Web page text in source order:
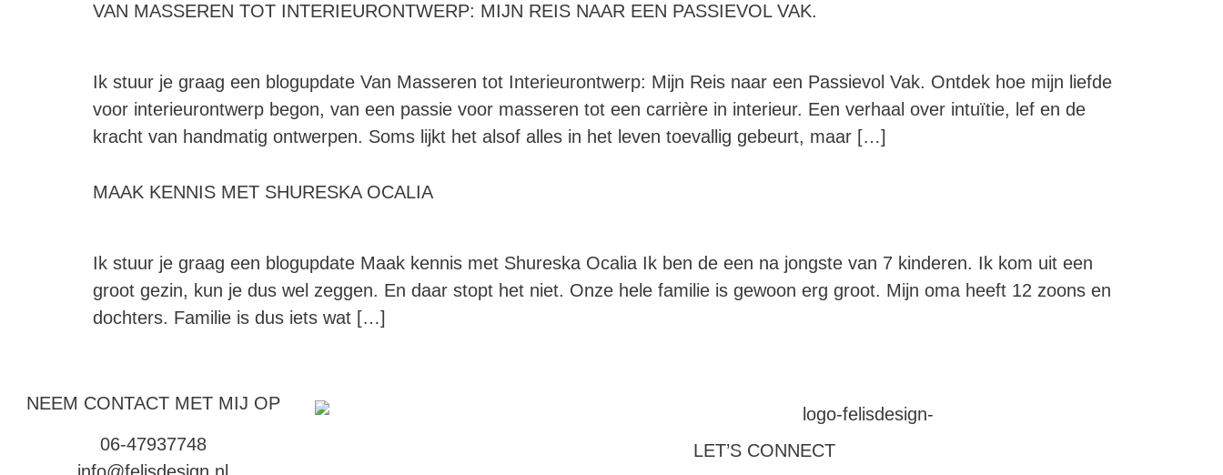
VAN MASSEREN TOT INTERIEURONTWERP: MIJN REIS NAAR EEN PASSIEVOL VAK.
Ik stuur je graag een blogupdate Van Masseren tot Interieurontwerp: Mijn Reis naar een Passievol Vak. Ontdek hoe mijn liefde
voor interieurontwerp begon, van een passie voor masseren tot een carrière in interieur. Een verhaal over intuïtie, lef en de
kracht van handmatig ontwerpen. Soms lijkt het alsof alles in het leven toevallig gebeurt, maar […]
MAAK KENNIS MET SHURESKA OCALIA
Ik stuur je graag een blogupdate Maak kennis met Shureska Ocalia Ik ben de een na jongste van 7 kinderen. Ik kom uit een
groot gezin, kun je dus wel zeggen. En daar stopt het niet. Onze hele familie is gewoon erg groot. Mijn oma heeft 12 zoons en
dochters. Familie is dus iets wat […]
NEEM CONTACT MET MIJ OP
06-47937748
info@felisdesign.nl
LET’S CONNECT